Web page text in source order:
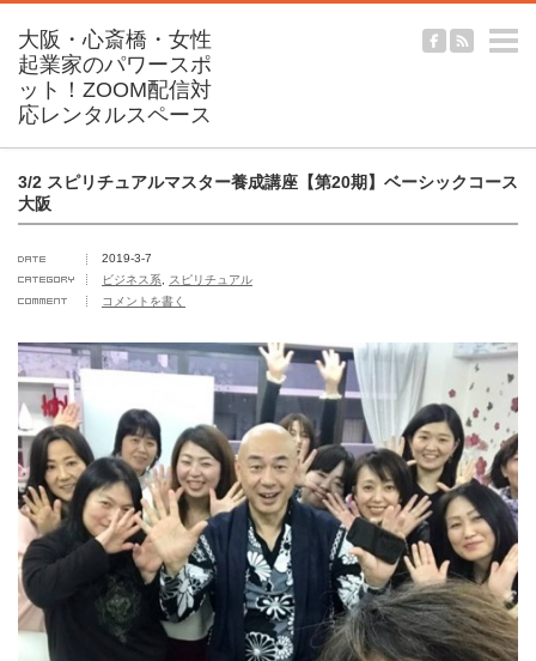
3/2 スピリチュアルマスター養成講座【第20期】ベーシックコース
大阪
2019-3-7
ビジネス系
スピリチュアル
コメントを書く